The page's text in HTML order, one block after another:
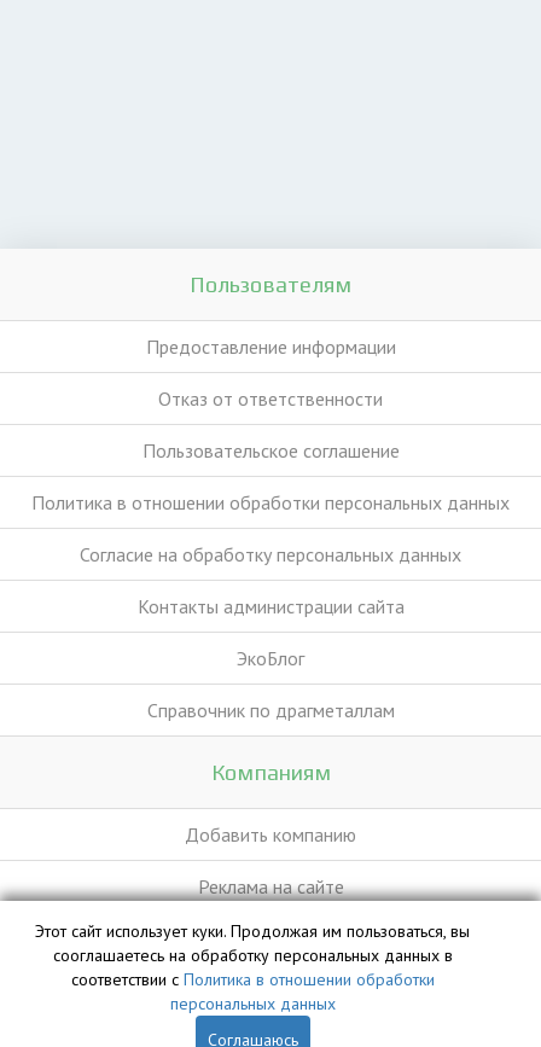
Пользователям
Предоставление информации
Отказ от ответственности
Пользовательское соглашение
Политика в отношении обработки персональных данных
Согласие на обработку персональных данных
Контакты администрации сайта
ЭкоБлог
Справочник по драгметаллам
Компаниям
Добавить компанию
Реклама на сайте
База данных сайта vyvoz.org является интеллектуальной
собственностью ООО «Профит» и охраняется законом.
Этот сайт использует куки. Продолжая им пользоваться, вы
сооглашаетесь на обработку персональных данных в
соответствии с Политика в отношении обработки
персональных данных
Соглашаюсь